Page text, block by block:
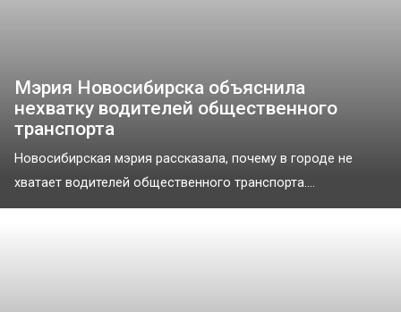
Мэрия Новосибирска объяснила
нехватку водителей общественного
транспорта
Новосибирская мэрия рассказала, почему в городе не
хватает водителей общественного транспорта....